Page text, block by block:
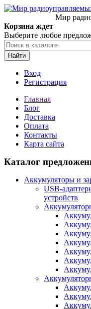
Мир
Корзина ждет
Выберите любое
Найти
Вход
Регистрация
Главная
Блог
Доставка
Оплата
Контакты
Карта сайта
Каталог
Аккумуляторы и
USB-
устройств